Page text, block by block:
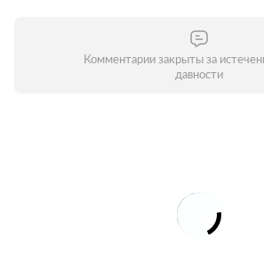
Комментарии закрыты за
давности